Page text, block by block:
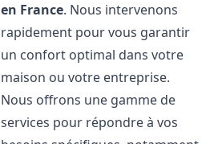
en France. Nous intervenons
rapidement pour vous garantir
un confort optimal dans votre
maison ou votre entreprise.
Nous offrons une gamme de
services pour répondre à vos